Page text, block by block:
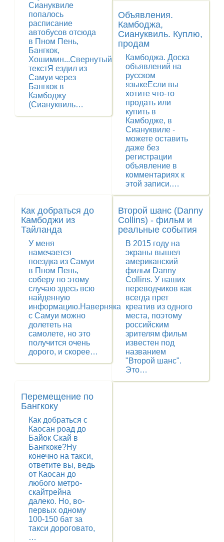
Сиануквиле
попалось
расписание
автобусов отсюда
в Пном Пень,
Бангкок,
Хошимин...Свернутый
текстЯ ездил из
Самуи через
Бангкок в
Камбоджу
(Сиануквиль…
Объявления.
Камбоджа,
Сиануквиль. Куплю,
продам
Камбоджа. Доска
объявлений на
русском
языкеЕсли вы
хотите что-то
продать или
купить в
Камбодже, в
Сиануквиле -
можете оставить
даже без
регистрации
объявление в
комментариях к
этой записи.…
Как добраться до
Камбоджи из
Тайланда
У меня
намечается
поездка из Самуи
в Пном Пень,
соберу по этому
случаю здесь всю
найденную
информацию.Наверняка
с Самуи можно
долететь на
самолете, но это
получится очень
дорого, и скорее…
Второй шанс (Danny
Collins) - фильм и
реальные события
В 2015 году на
экраны вышел
американский
фильм Danny
Collins. У наших
переводчиков как
всегда прет
креатив из одного
места, поэтому
российским
зрителям фильм
известен под
названием
"Второй шанс".
Это…
Перемещение по
Бангкоку
Как добраться с
Каосан роад до
Байок Скай в
Бангкоке?Ну
конечно на такси,
ответите вы, ведь
от Каосан до
любого метро-
скайтрейна
далеко. Но, во-
первых одному
100-150 бат за
такси дороговато,
…